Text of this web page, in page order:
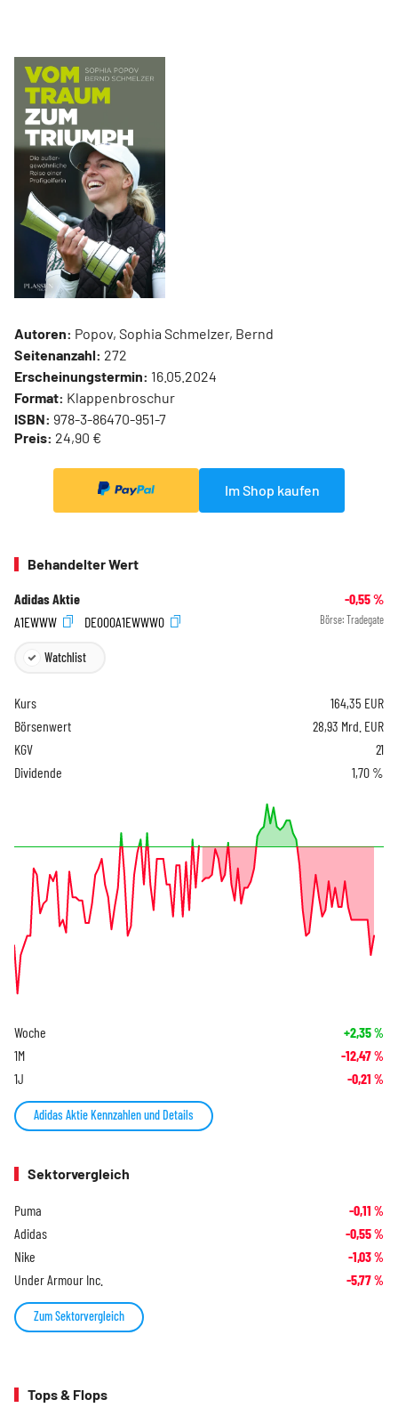
Autoren: Popov, Sophia Schmelzer, Bernd
Seitenanzahl: 272
Erscheinungstermin: 16.05.2024
Format: Klappenbroschur
ISBN: 978-3-86470-951-7
Preis: 24,90 €
Im Shop kaufen
Behandelter Wert
Adidas Aktie -0,55%
A1EWWW
DE000A1EWWW0 Börse: Tradegate
Watchlist
Kurs 164,35 EUR
Börsenwert
28,93 Mrd. EUR
KGV
21
Dividende
1,70 %
Woche +2,35%
1M -12,47%
1J -0,21 %
Adidas Aktie Kennzahlen und Details
Sektorvergleich
Puma -0,11 %
Adidas -0,55%
Nike -1,03%
Under Armour Inc. -5,77%
Zum Sektorvergleich
Tops & Flops